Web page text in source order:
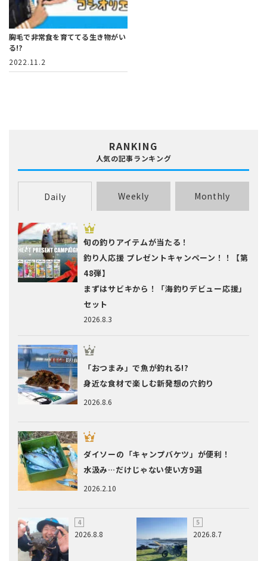
胸毛で非常食を育ててる生き物がい
る!?
2022.11.2
RANKING
人気の記事ランキング
Daily Weekly Monthly
2026.8.3
旬の釣りアイテムが当たる！
釣り人応援 プレゼントキャンペーン！！【第
48弾】
まずはサビキから！「海釣りデビュー応援」
セット
2026.8.6
「おつまみ」で魚が釣れる!?
身近な食材で楽しむ新発想の穴釣り
2026.2.10
ダイソーの「キャンプバケツ」が便利！
水汲み…だけじゃない使い方9選
2026.8.8 2026.8.7